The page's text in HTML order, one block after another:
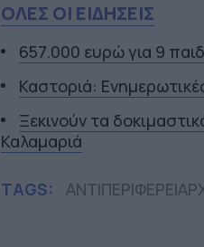
ΟΛΕΣ ΟΙ ΕΙΔΗΣΕΙΣ
657.000 ευρώ για 9
Καστοριά:
Ξεκινούν τα
Καλαμαριά
TAGS: